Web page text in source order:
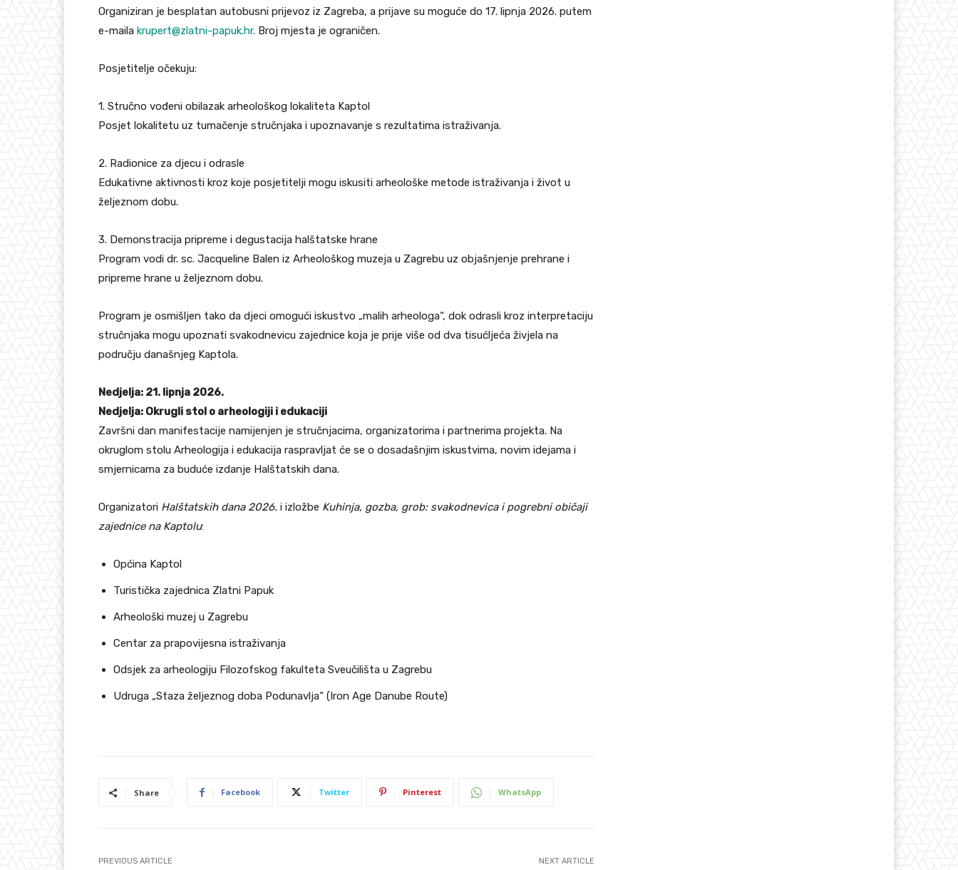
Organiziran je besplatan autobusni prijevoz iz Zagreba, a prijave su moguće do 17. lipnja 2026. putem
e-maila krupert@zlatni-papuk.hr. Broj mjesta je ograničen.
Posjetitelje očekuju:
1. Stručno vođeni obilazak arheološkog lokaliteta Kaptol
Posjet lokalitetu uz tumačenje stručnjaka i upoznavanje s rezultatima istraživanja.
2. Radionice za djecu i odrasle
Edukativne aktivnosti kroz koje posjetitelji mogu iskusiti arheološke metode istraživanja i život u
željeznom dobu.
3. Demonstracija pripreme i degustacija halštatske hrane
Program vodi dr. sc. Jacqueline Balen iz Arheološkog muzeja u Zagrebu uz objašnjenje prehrane i
pripreme hrane u željeznom dobu.
Program je osmišljen tako da djeci omogući iskustvo „malih arheologa“, dok odrasli kroz interpretaciju
stručnjaka mogu upoznati svakodnevicu zajednice koja je prije više od dva tisućljeća živjela na
području današnjeg Kaptola.
Nedjelja: 21. lipnja 2026.
Nedjelja: Okrugli stol o arheologiji i edukaciji
Završni dan manifestacije namijenjen je stručnjacima, organizatorima i partnerima projekta. Na
okruglom stolu Arheologija i edukacija raspravljat će se o dosadašnjim iskustvima, novim idejama i
smjernicama za buduće izdanje Halštatskih dana.
Organizatori Halštatskih dana 2026. i izložbe Kuhinja, gozba, grob: svakodnevica i pogrebni običaji
zajednice na Kaptolu:
Općina Kaptol
Turistička zajednica Zlatni Papuk
Arheološki muzej u Zagrebu
Centar za prapovijesna istraživanja
Odsjek za arheologiju Filozofskog fakulteta Sveučilišta u Zagrebu
Udruga „Staza željeznog doba Podunavlja“ (Iron Age Danube Route)
Share Facebook Twitter Pinterest WhatsApp
PREVIOUS ARTICLE NEXT ARTICLE